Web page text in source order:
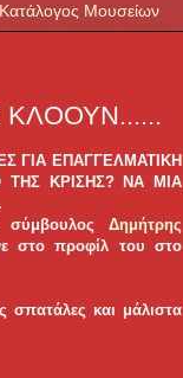
Κατάλογος Μουσείων
ΚΛΟΟΥΝ......
ΓΙΑ ΕΠΑΓΓΕΛΜΑΤΙΚΗ
ΤΗΣ ΚΡΙΣΗΣ? ΝΑ ΜΙΑ
σύμβουλος Δημήτρης
στο προφίλ του στο
σπατάλες και μάλιστα